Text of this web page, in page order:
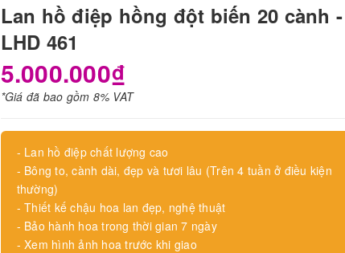
Lan hồ điệp hồng đột biến 20 cành -
LHD 461
5.000.000₫
*Giá đã bao gồm 8% VAT
- Lan hồ điệp chất lượng cao
- Bông to, cành dài, đẹp và tươi lâu (Trên 4 tuần ở điều kiện
thường)
- Thiết kế chậu hoa lan đẹp, nghệ thuật
- Bảo hành hoa trong thời gian 7 ngày
- Xem hình ảnh hoa trước khi giao